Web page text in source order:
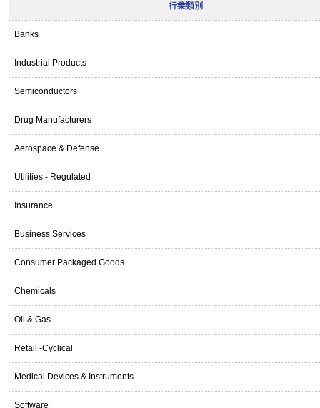
行業類別
Banks
Industrial Products
Semiconductors
Drug Manufacturers
Aerospace & Defense
Utilities - Regulated
Insurance
Business Services
Consumer Packaged Goods
Chemicals
Oil & Gas
Retail -Cyclical
Medical Devices & Instruments
Software